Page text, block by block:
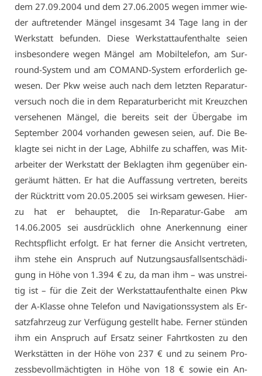
dem 27.09.2004 und dem 27.06.2005 we­gen im­mer wie­
der auf­tre­ten­der Män­gel ins­ge­samt 34 Ta­ge lang in der
Werk­statt be­fun­den. Die­se Werk­statt­auf­ent­hal­te sei­en
ins­be­son­de­re we­gen Män­gel am Mo­bil­te­le­fon, am Sur­
round-Sys­tem und am CO­MAND-Sys­tem er­for­der­lich ge­
we­sen. Der Pkw wei­se auch nach dem letz­ten Re­pa­ra­tur­
ver­such noch die in dem Re­pa­ra­tur­be­richt mit Kreuz­chen
ver­se­he­nen Män­gel, die be­reits seit der Über­ga­be im
Sep­tem­ber 2004 vor­han­den ge­we­sen sei­en, auf. Die Be­
klag­te sei nicht in der La­ge, Ab­hil­fe zu schaf­fen, was Mit­
ar­bei­ter der Werk­statt der Be­klag­ten ihm ge­gen­über ein­
ge­räumt hät­ten. Er hat die Auf­fas­sung ver­tre­ten, be­reits
der Rück­tritt vom 20.05.2005 sei wirk­sam ge­we­sen. Hier­
zu hat er be­haup­tet, die In-Re­pa­ra­tur-Ga­be am
14.06.2005 sei aus­drück­lich oh­ne An­er­ken­nung ei­ner
Rechts­pflicht er­folgt. Er hat fer­ner die An­sicht ver­tre­ten,
ihm ste­he ein An­spruch auf Nut­zungs­aus­falls­ent­schä­di­
gung in Hö­he von 1.394 € zu, da man ihm – was un­strei­
tig ist – für die Zeit der Werk­statt­auf­ent­hal­te ei­nen Pkw
der A-Klas­se oh­ne Te­le­fon und Na­vi­ga­ti­ons­sys­tem als Er­
satz­fahr­zeug zur Ver­fü­gung ge­stellt ha­be. Fer­ner stün­den
ihm ein An­spruch auf Er­satz sei­ner Fahrt­kos­ten zu den
Werk­stät­ten in der Hö­he von 237 € und zu sei­nem Pro­
zess­be­voll­mäch­tig­ten in Hö­he von 18 € so­wie ein An­